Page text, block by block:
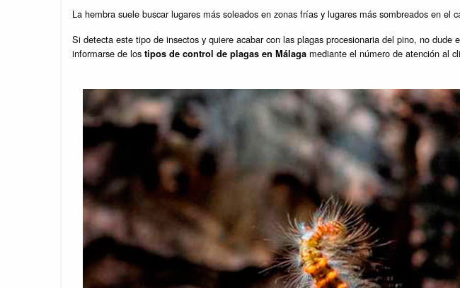
La hembra suele buscar lugares más soleados en zonas frías y lugares más sombreados en el
Si detecta este tipo de insectos y quiere acabar con las plagas procesionaria del pino, no dude
informarse de los tipos de control de plagas en Málaga mediante el número de atención al